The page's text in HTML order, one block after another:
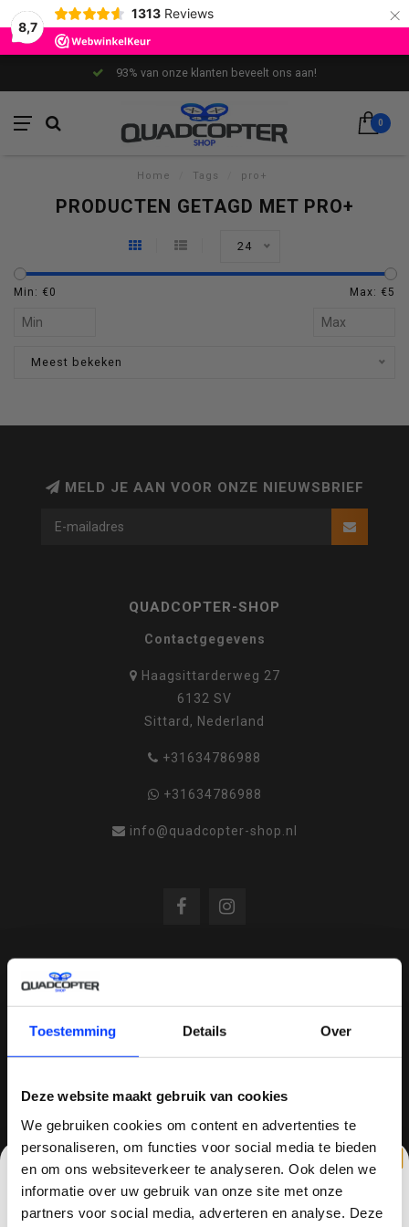
Toestemming Details Over
Deze website maakt gebruik van cookies
We gebruiken cookies om content en advertenties te
personaliseren, om functies voor social media te bieden
en om ons websiteverkeer te analyseren. Ook delen we
informatie over uw gebruik van onze site met onze
partners voor social media, adverteren en analyse. Deze
8,7
1313 Reviews ×
93% van onze klanten beveelt ons aan!
0
Home Tags pro+
PRODUCTEN GETAGD MET PRO+
24
Min: €0 Max: €5
Meest bekeken
MELD JE AAN VOOR ONZE NIEUWSBRIEF
QUADCOPTER-SHOP
Contactgegevens
Haagsittarderweg 27
6132 SV
Sittard, Nederland
+31634786988
+31634786988
info@quadcopter-shop.nl
REVIEWS
8.6 / 10 810 reviews
QUADCOPTER-SHOP.NL
Sinds 2014 is quadcopter-shop een bekende
speler op het gebied van drones, quadcopters,
multicopters (het beestje hoeft maar een naam